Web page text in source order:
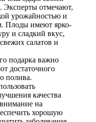
Эксперты отмечают,
урожайностью и
Плоды имеют ярко-
и сладкий вкус,
салатов и
подарка важно
достаточного
полива.
качества
на
хорошую